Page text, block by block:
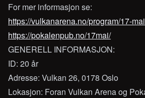
For mer informasjon se:
https://vulkanarena.no/program/17-
https://pokalenpub.no/17mai/
GENERELL INFORMASJON:
ID: 20 år
Adresse: Vulkan 26, 0178 Oslo
Lokasjon: Foran Vulkan Arena og